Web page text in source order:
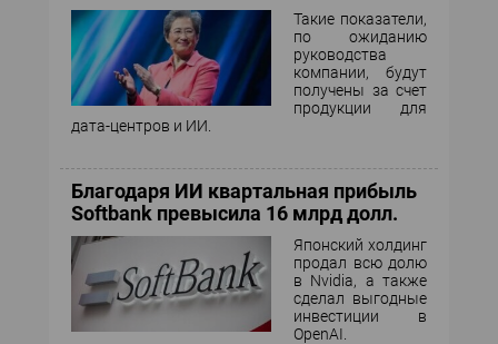
Такие показатели,
по ожиданию
руководства
компании, будут
получены за счет
продукции для
дата-центров и ИИ.
Благодаря ИИ квартальная прибыль
Softbank превысила 16 млрд долл.
Японский холдинг
продал всю долю
в Nvidia, а также
сделал выгодные
инвестиции в
OpenAI.